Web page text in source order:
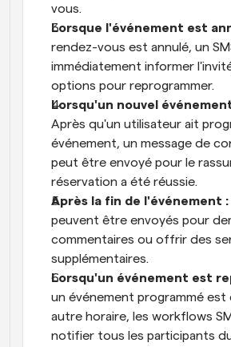
vous.
Lorsque l'événement est
rendez-vous est annulé, un
immédiatement informer
options pour reprogrammer.
Lorsqu'un nouvel
Après qu'un utilisateur ait
événement, un message de
peut être envoyé pour le
réservation a été réussie.
Après la fin de l'événement :
peuvent être envoyés pour
commentaires ou offrir des
supplémentaires.
Lorsqu'un événement est
un événement programmé est
autre horaire, les workflows
notifier tous les participants